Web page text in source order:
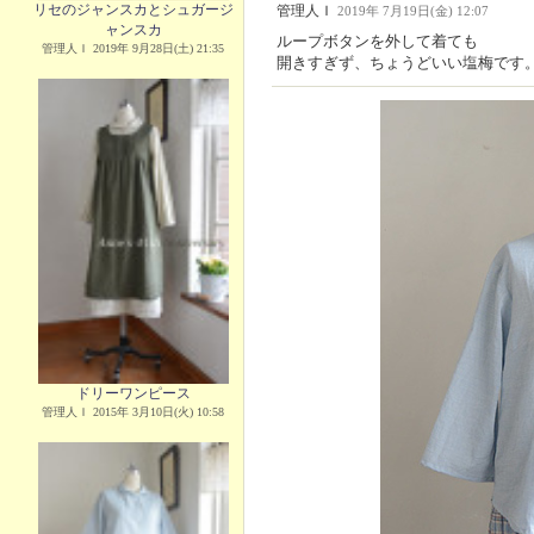
リセのジャンスカとシュガージ
ャンスカ
管理人Ｉ 2019年 9月28日(土) 21:35
ドリーワンピース
管理人Ｉ 2015年 3月10日(火) 10:58
管理人Ｉ 2019年 7月19日(金) 12:07
ループボタンを外して着ても
開きすぎず、ちょうどいい塩梅です